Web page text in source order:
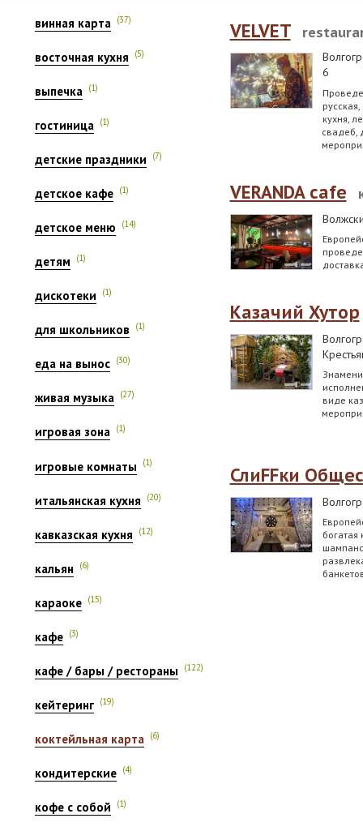
винная карта (37)
восточная кухня (5)
выпечка (1)
гостиница (1)
детские праздники (7)
детское кафе (1)
детское меню (14)
детям (1)
дискотеки (1)
для школьников (1)
еда на вынос (30)
живая музыка (27)
игровая зона (1)
игровые комнаты (1)
итальянская кухня (20)
кавказская кухня (12)
кальян (6)
караоке (15)
кафе (3)
кафе / бары / рестораны (122)
кейтеринг (19)
коктейльная карта (6)
кондитерские (4)
кофе с собой (1)
VELVET
6
кухня,
свадеб,
VERANDA cafe
Казачий Хутор
виде
СлиFFки
богатая